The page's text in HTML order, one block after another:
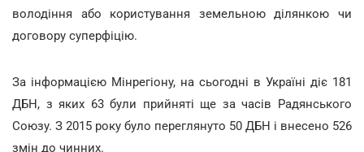
володіння або користування земельною ділянкою чи
договору суперфіцію.
За інформацією Мінрегіону, на сьогодні в Україні діє 181
ДБН, з яких 63 були прийняті ще за часів Радянського
Союзу. З 2015 року було переглянуто 50 ДБН і внесено 526
змін до чинних.